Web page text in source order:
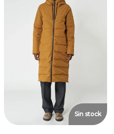
Sin stock